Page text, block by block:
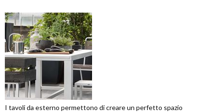
I tavoli da esterno permettono di creare un perfetto spazio